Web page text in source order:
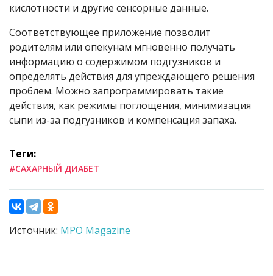
кислотности и другие сенсорные данные.
Соответствующее приложение позволит
родителям или опекунам мгновенно получать
информацию о содержимом подгузников и
определять действия для упреждающего решения
проблем. Можно запрограммировать такие
действия, как режимы поглощения, минимизация
сыпи из-за подгузников и компенсация запаха.
Теги:
#САХАРНЫЙ ДИАБЕТ
Источник: MPO Magazine